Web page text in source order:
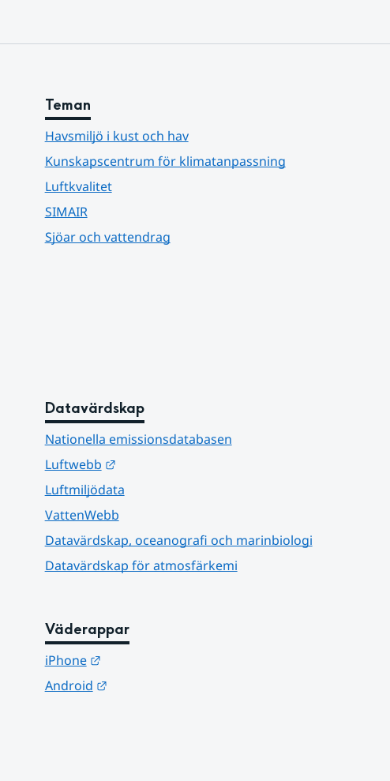
Teman
Havsmiljö i kust och hav
Kunskapscentrum för klimatanpassning
Luftkvalitet
SIMAIR
Sjöar och vattendrag
Datavärdskap
Nationella emissionsdatabasen
Luftwebb
Länk till annan webbplats.
Luftmiljödata
VattenWebb
Datavärdskap, oceanografi och marinbiologi
Datavärdskap för atmosfärkemi
Väderappar
iPhone
Länk till annan webbplats.
Android
Länk till annan webbplats.